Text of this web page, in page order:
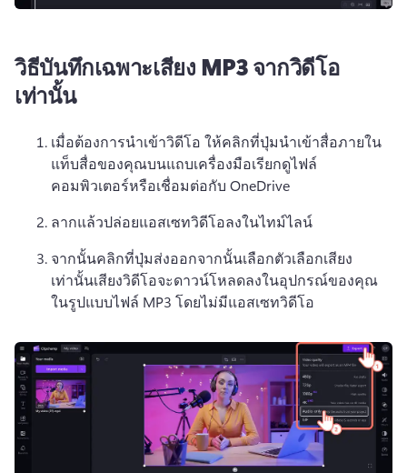
วิธีบันทึกเฉพาะเสียง MP3 จากวิดีโอ
เท่านั้น
เมื่อต้องการนําเข้าวิดีโอ ให้คลิกที่ปุ่มนําเข้าสื่อภายใน
แท็บสื่อของคุณบนแถบเครื่องมือเรียกดูไฟล์
คอมพิวเตอร์หรือเชื่อมต่อกับ OneDrive
ลากแล้วปล่อยแอสเซทวิดีโอลงในไทม์ไลน์
จากนั้นคลิกที่ปุ่มส่งออกจากนั้นเลือกตัวเลือกเสียง
เท่านั้นเสียงวิดีโอจะดาวน์โหลดลงในอุปกรณ์ของคุณ
ในรูปแบบไฟล์ MP3 โดยไม่มีแอสเซทวิดีโอ